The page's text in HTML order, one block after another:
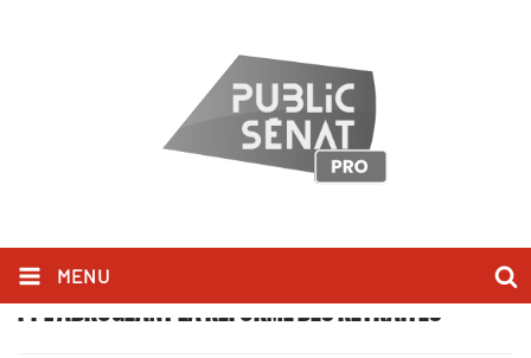
MENU
PPL ABROGEANT LA RÉFORME DES RETRAITES